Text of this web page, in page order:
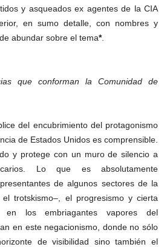
y asqueados ex agentes de la CIA
en sumo detalle, con nombres y
abundar sobre el tema*.
que conforman la Comunidad de
del encubrimiento del protagonismo
de Estados Unidos es comprensible.
y protege con un muro de silencio a
Lo que es absolutamente
de algunos sectores de la
el trotskismo–, el progresismo y cierta
en los embriagantes vapores del
en este negacionismo, donde no sólo
de visibilidad sino también el